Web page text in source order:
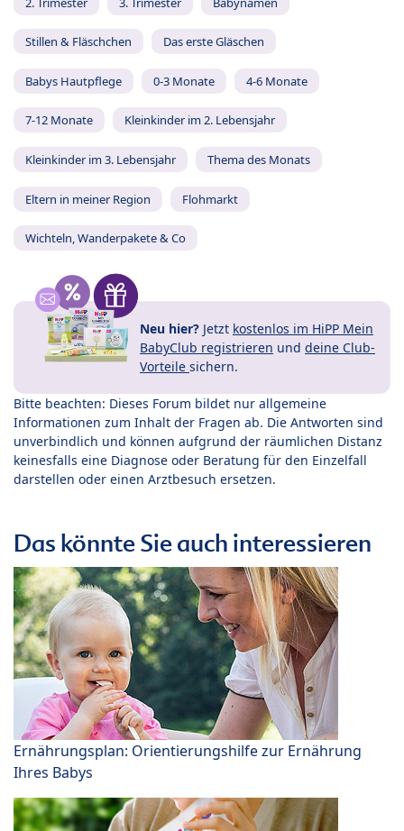
Stillen & Fläschchen Das erste Gläschen
Babys Hautpflege 0-3 Monate 4-6 Monate
7-12 Monate Kleinkinder im 2. Lebensjahr
Kleinkinder im 3. Lebensjahr Thema des Monats
Eltern in meiner Region Flohmarkt
Wichteln, Wanderpakete & Co
Neu hier? Jetzt kostenlos im HiPP Mein
BabyClub registrieren und deine Club-
Vorteile sichern.
Bitte beachten: Dieses Forum bildet nur allgemeine
Informationen zum Inhalt der Fragen ab. Die Antworten sind
unverbindlich und können aufgrund der räumlichen Distanz
keinesfalls eine Diagnose oder Beratung für den Einzelfall
darstellen oder einen Arztbesuch ersetzen.
Das könnte Sie auch interessieren
Ernährungsplan: Orientierungshilfe zur Ernährung
Ihres Babys